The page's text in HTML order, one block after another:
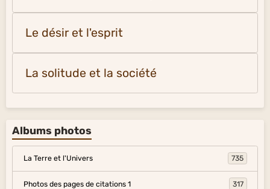
Le désir et l'esprit
La solitude et la société
Albums photos
La Terre et l'Univers 735
Photos des pages de citations 1 317